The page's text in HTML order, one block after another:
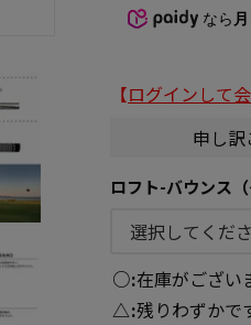
なら
【ログインして
申し訳
ロフト-バウンス（
○ 在庫がござい
△ 残りわずかで